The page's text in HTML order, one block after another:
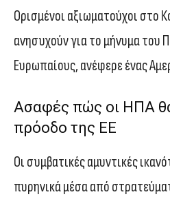
Ορισμένοι αξιωματούχοι στο
ανησυχούν για το μήνυμα του
Ευρωπαίους, ανέφερε ένας
Ασαφές πώς οι ΗΠΑ
πρόοδο της ΕΕ
Οι συμβατικές αμυντικές
πυρηνικά μέσα από